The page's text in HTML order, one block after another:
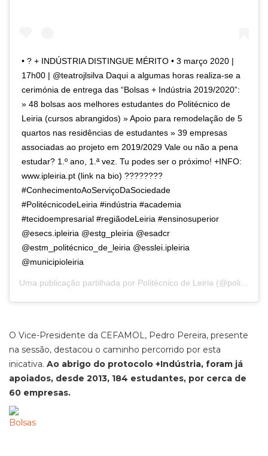
• ? + INDÚSTRIA DISTINGUE MÉRITO • 3 março 2020 |
17h00 | @teatrojlsilva Daqui a algumas horas realiza-se a
cerimónia de entrega das “Bolsas + Indústria 2019/2020”:
» 48 bolsas aos melhores estudantes do Politécnico de
Leiria (cursos abrangidos) » Apoio para remodelação de 5
quartos nas residências de estudantes » 39 empresas
associadas ao projeto em 2019/2029 Vale ou não a pena
estudar? 1.º ano, 1.ª vez. Tu podes ser o próximo! +INFO:
www.ipleiria.pt (link na bio) ????????
#ConhecimentoAoServiçoDaSociedade
#PolitécnicodeLeiria #indústria #academia
#tecidoempresarial #regiãodeLeiria #ensinosuperior
@esecs.ipleiria @estg_pleiria @esadcr
@estm_politécnico_de_leiria @esslei.ipleiria
@municipioleiria
Uma publicação partilhada por Politécnico de Leiria (@politecnico_de_leiria) a
O Vice-Presidente da CEFAMOL, Pedro Pereira, presente
na sessão, destacou o caminho percorrido por esta
inicativa. Ao abrigo do protocolo +Indústria, foram já
apoiados, desde 2013, 184 estudantes, por cerca de
60 empresas.